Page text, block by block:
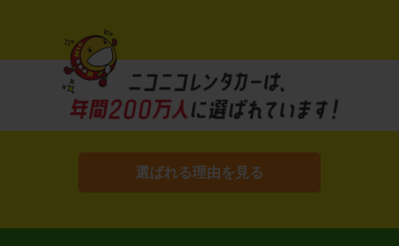
選ばれる理由を見る